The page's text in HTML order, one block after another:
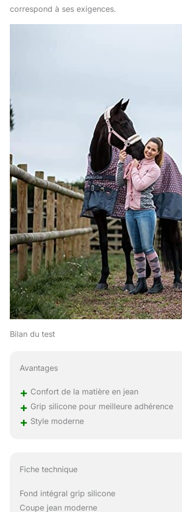
correspond à ses exigences.
Bilan du test
Avantages
+ Confort de la matière en jean
+ Grip silicone pour meilleure adhérence
+ Style moderne
Fiche technique
Fond intégral grip silicone
Coupe jean moderne